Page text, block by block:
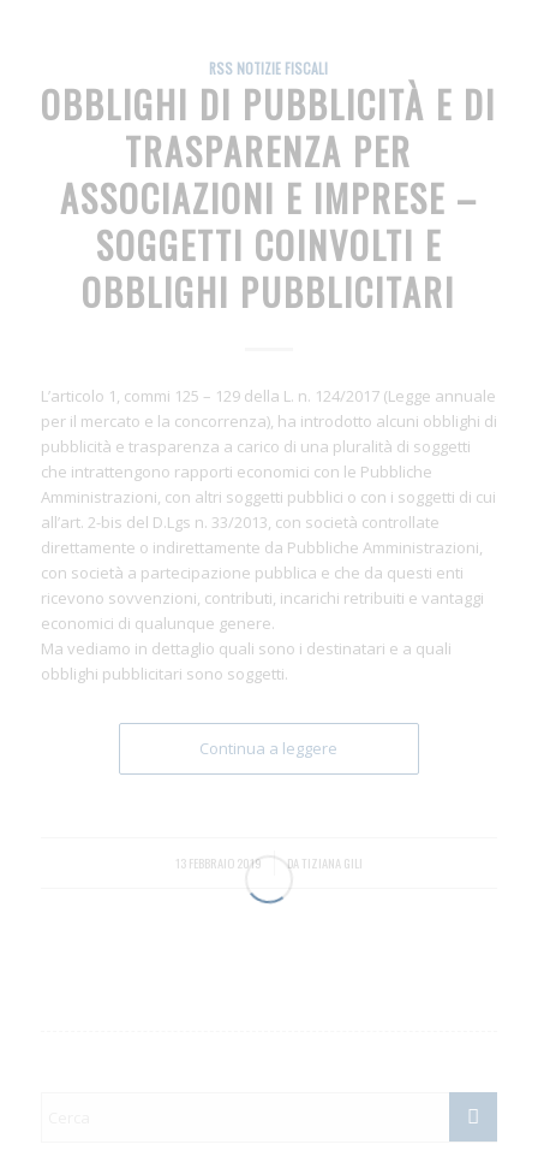
RSS NOTIZIE FISCALI
OBBLIGHI DI PUBBLICITÀ E DI
TRASPARENZA PER
ASSOCIAZIONI E IMPRESE –
SOGGETTI COINVOLTI E
OBBLIGHI PUBBLICITARI
L’articolo 1, commi 125 – 129 della L. n. 124/2017 (Legge annuale
per il mercato e la concorrenza), ha introdotto alcuni obblighi di
pubblicità e trasparenza a carico di una pluralità di soggetti
che intrattengono rapporti economici con le Pubbliche
Amministrazioni, con altri soggetti pubblici o con i soggetti di cui
all’art. 2-bis del D.Lgs n. 33/2013, con società controllate
direttamente o indirettamente da Pubbliche Amministrazioni,
con società a partecipazione pubblica e che da questi enti
ricevono sovvenzioni, contributi, incarichi retribuiti e vantaggi
economici di qualunque genere.
Ma vediamo in dettaglio quali sono i destinatari e a quali
obblighi pubblicitari sono soggetti.
Continua a leggere
13 FEBBRAIO 2019
/ DATIZIANA GILI